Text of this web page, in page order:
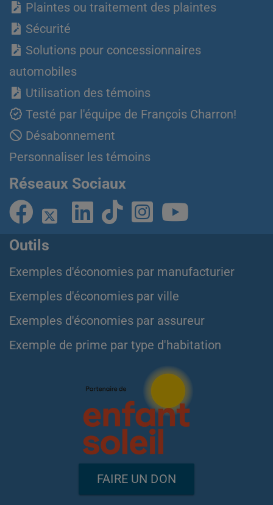
Plaintes ou traitement des plaintes
Sécurité
Solutions pour concessionnaires
automobiles
Utilisation des témoins
Testé par l'équipe de François Charron!
Désabonnement
Personnaliser les témoins
Réseaux Sociaux
Outils
Exemples d'économies par manufacturier
Exemples d'économies par ville
Exemples d'économies par assureur
Exemple de prime par type d'habitation
FAIRE UN DON